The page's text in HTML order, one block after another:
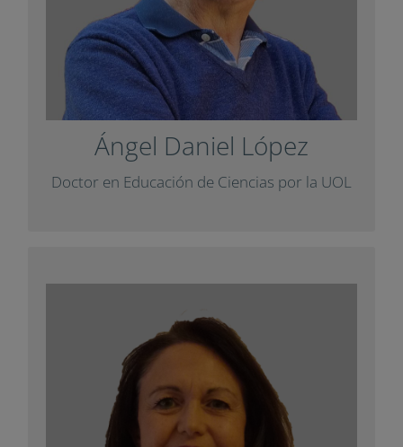
Ángel Daniel López
Doctor en Educación de Ciencias por la
UOL
Ha colaborado con
Impuls
en el informe
Delphi sobre pensamiento y con un artículo
para la revista
Diàlegs
María Pilar Almajano
Lleva más de 20 años como docente en la
Universidad Politécnica de Cataluña (UPC).
Sus líneas de investigación son los